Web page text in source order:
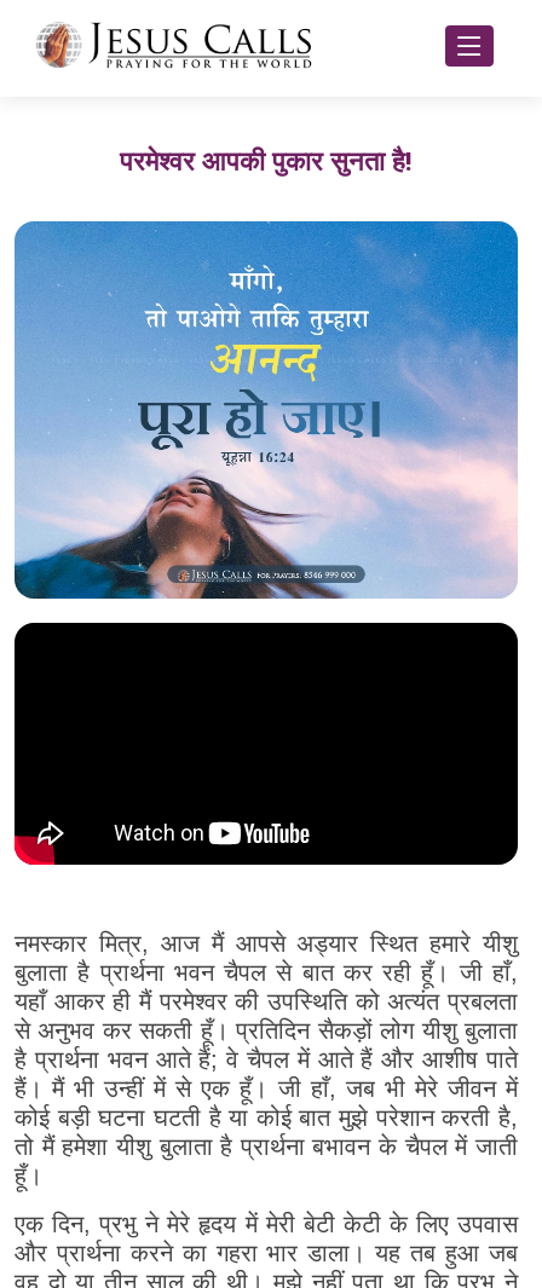
परमेश्वर आपकी पुकार सुनता है!
नमस्कार मित्र, आज मैं आपसे अड्यार स्थित हमारे यीशु
बुलाता है प्रार्थना भवन चैपल से बात कर रही हूँ। जी हाँ,
यहाँ आकर ही मैं परमेश्वर की उपस्थिति को अत्यंत प्रबलता
से अनुभव कर सकती हूँ। प्रतिदिन सैकड़ों लोग यीशु बुलाता
है प्रार्थना भवन आते हैं; वे चैपल में आते हैं और आशीष पाते
हैं। मैं भी उन्हीं में से एक हूँ। जी हाँ, जब भी मेरे जीवन में
कोई बड़ी घटना घटती है या कोई बात मुझे परेशान करती है,
तो मैं हमेशा यीशु बुलाता है प्रार्थना बभावन के चैपल में जाती
हूँ।
एक दिन, प्रभु ने मेरे हृदय में मेरी बेटी केटी के लिए उपवास
और प्रार्थना करने का गहरा भार डाला। यह तब हुआ जब
वह दो या तीन साल की थी। मुझे नहीं पता था कि प्रभु ने